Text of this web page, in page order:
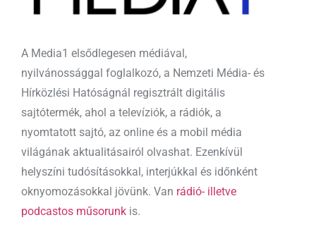
A Media1 elsődlegesen médiával,
nyilvánossággal foglalkozó, a Nemzeti Média- és
Hírközlési Hatóságnál regisztrált digitális
sajtótermék, ahol a televíziók, a rádiók, a
nyomtatott sajtó, az online és a mobil média
világának aktualitásairól olvashat. Ezenkívül
helyszíni tudósításokkal, interjúkkal és időnként
oknyomozásokkal jövünk. Van rádió- illetve
podcastos műsorunk is.